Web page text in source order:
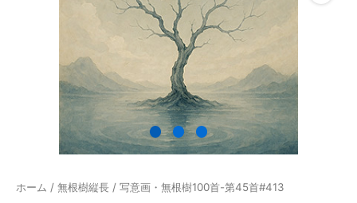
ホーム / 無根樹縦長 / 写意画・無根樹100首-第45首#413